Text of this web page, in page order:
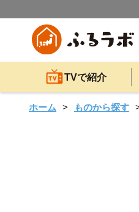
TVで紹介
ホーム ものから探す